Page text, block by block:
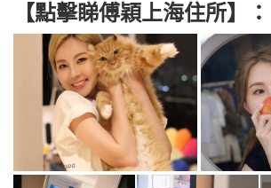
【點擊睇傅穎上海住所】 ：